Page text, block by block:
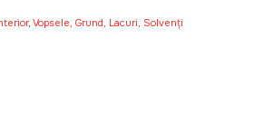
, Vopsele, Grund, Lacuri, Solvenți